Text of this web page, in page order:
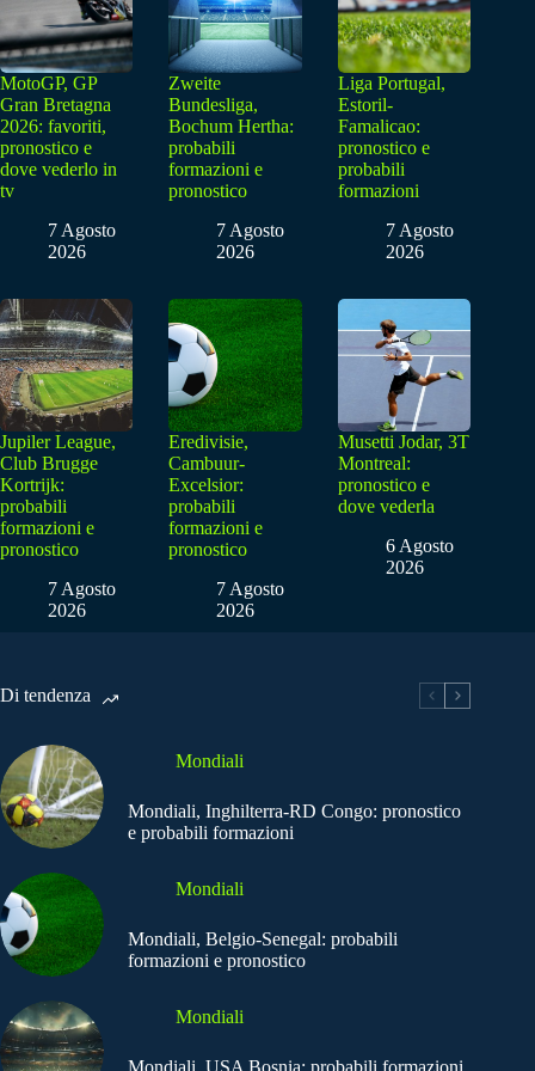
MotoGP, GP
Gran Bretagna
2026: favoriti,
pronostico e
dove vederlo in
tv
7 Agosto
2026
Zweite
Bundesliga,
Bochum Hertha:
probabili
formazioni e
pronostico
7 Agosto
2026
Liga Portugal,
Estoril-
Famalicao:
pronostico e
probabili
formazioni
7 Agosto
2026
Jupiler League,
Club Brugge
Kortrijk:
probabili
formazioni e
pronostico
7 Agosto
2026
Eredivisie,
Cambuur-
Excelsior:
probabili
formazioni e
pronostico
7 Agosto
2026
Musetti Jodar, 3T
Montreal:
pronostico e
dove vederla
6 Agosto
2026
Di tendenza
Mondiali
Mondiali, Inghilterra-RD Congo: pronostico
e probabili formazioni
Mondiali
Mondiali, Belgio-Senegal: probabili
formazioni e pronostico
Mondiali
Mondiali, USA Bosnia: probabili formazioni